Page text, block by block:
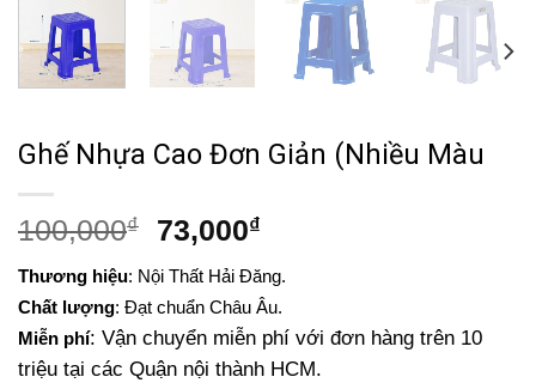
Ghế Nhựa Cao Đơn Giản (Nhiều Màu
100,000₫
Giá
là:
100,000₫.
73,000₫Giá
tại
là:
73,000₫.
Thương hiệu: Nội Thất Hải Đăng.
Chất lượng: Đạt chuẩn Châu Âu.
Miễn phí: Vận chuyển miễn phí với đơn hàng trên 10
triệu tại các Quận nội thành HCM.